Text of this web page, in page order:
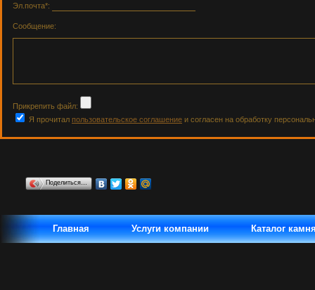
Эл.почта*:
Сообщение:
Прикрепить файл:
Я прочитал пользовательское соглашение и согласен на обработку
Поделиться…
Главная Услуги компании Каталог